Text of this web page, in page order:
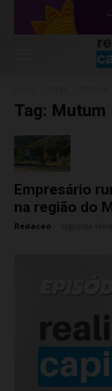
Tag: Mutum
Empresário
na região do
Redacao